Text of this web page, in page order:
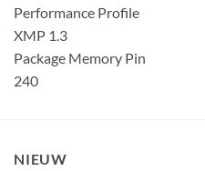
Performance Profile
XMP 1.3
Package Memory Pin
240
NIEUW